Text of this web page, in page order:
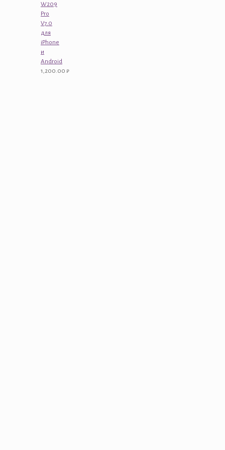
W209
Pro
V7.0
для
iPhone
и
Android
1,200.00 ₽